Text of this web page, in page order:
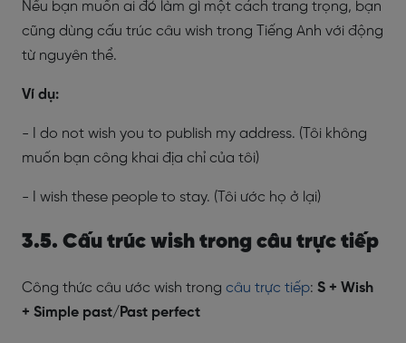
Nếu bạn muốn ai đó làm gì một cách trang trọng, bạn
cũng dùng cấu trúc câu wish trong Tiếng Anh với động
từ nguyên thể.
Ví dụ:
- I do not wish you to publish my address. (Tôi không
muốn bạn công khai địa chỉ của tôi)
- I wish these people to stay. (Tôi ước họ ở lại)
3.5. Cấu trúc wish trong câu trực tiếp
Công thức câu ước wish trong câu trực tiếp: S + Wish
+ Simple past/Past perfect